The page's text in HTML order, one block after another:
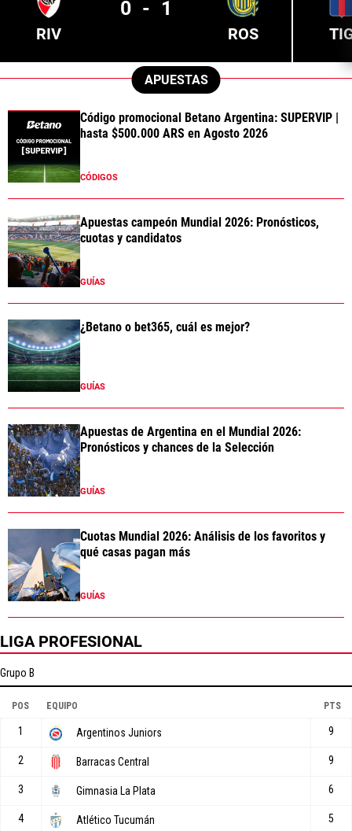
RIV
0 - 1
ROS
APUESTAS
Código promocional Betano Argentina: SUPERVIP |
hasta $500.000 ARS en Agosto 2026
CÓDIGOS
Apuestas campeón Mundial 2026: Pronósticos,
cuotas y candidatos
GUÍAS
¿Betano o bet365, cuál es mejor?
GUÍAS
Apuestas de Argentina en el Mundial 2026:
Pronósticos y chances de la Selección
GUÍAS
Cuotas Mundial 2026: Análisis de los favoritos y
qué casas pagan más
GUÍAS
LIGA PROFESIONAL